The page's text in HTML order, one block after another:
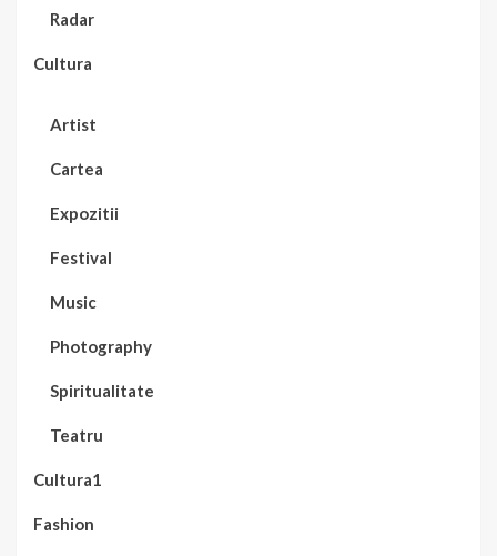
Radar
Cultura
Artist
Cartea
Expozitii
Festival
Music
Photography
Spiritualitate
Teatru
Cultura1
Fashion